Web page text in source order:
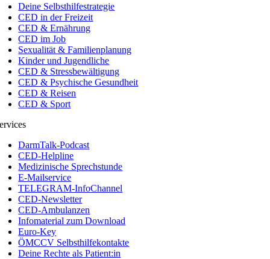
Deine Selbsthilfestrategie
CED in der Freizeit
CED & Ernährung
CED im Job
Sexualität & Familienplanung
Kinder und Jugendliche
CED & Stressbewältigung
CED & Psychische Gesundheit
CED & Reisen
CED & Sport
DarmTalk-Podcast
CED-Helpline
Medizinische Sprechstunde
E-Mailservice
TELEGRAM-InfoChannel
CED-Newsletter
CED-Ambulanzen
Infomaterial zum Download
Euro-Key
ÖMCCV Selbsthilfekontakte
Deine Rechte als Patient:in